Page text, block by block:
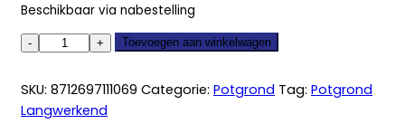
Beschikbaar via nabestelling
Potgrond
quantity
Toevoegen aan winkelwagen
SKU: 8712697111069 Categorie: Potgrond Tag: Potgrond
Langwerkend